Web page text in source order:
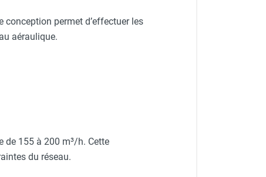
conception permet d’effectuer les
aéraulique.
de 155 à 200 m³/h. Cette
du réseau.